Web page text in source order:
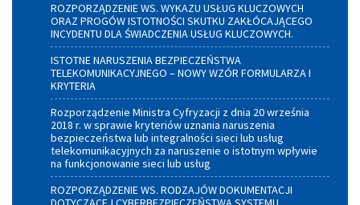
ROZPORZĄDZENIE WS. WYKAZU USŁUG KLUCZOWYCH
ORAZ PROGÓW ISTOTNOŚCI SKUTKU ZAKŁÓCAJĄCEGO
INCYDENTU DLA ŚWIADCZENIA USŁUG KLUCZOWYCH.
ISTOTNE NARUSZENIA BEZPIECZEŃSTWA
TELEKOMUNIKACYJNEGO – NOWY WZÓR FORMULARZA I
KRYTERIA
Rozporządzenie Ministra Cyfryzacji z dnia 20 września
2018 r. w sprawie kryteriów uznania naruszenia
bezpieczeństwa lub integralności sieci lub usług
telekomunikacyjnych za naruszenie o istotnym wpływie
na funkcjonowanie sieci lub usług
ROZPORZĄDZENIE WS. RODZAJÓW DOKUMENTACJI